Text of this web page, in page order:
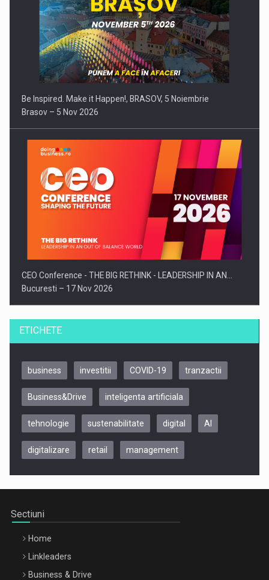
Be Inspired. Make it Happen!, BRASOV, 5 Noiembrie
Brasov – 5 Nov 2026
CEO Conference - THE BIG RETHINK - LEADERSHIP IN AN…
Bucuresti – 17 Nov 2026
Be Inspired. Make it Happen!, CLUJ, 9 Decembrie
ETICHETE
business investitii COVID-19 tranzactii
Business&Drive inteligenta artificiala
tehnologie sustenabilitate digital AI
digitalizare retail management
Sectiuni
Home
Linkleaders
Business & Drive